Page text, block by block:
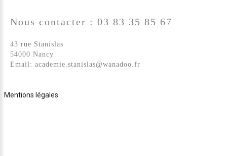
Nous contacter : 03 83 35 85 67
43 rue Stanislas
54000 Nancy
Email: academie.stanislas@wanadoo.fr
Mentions légales